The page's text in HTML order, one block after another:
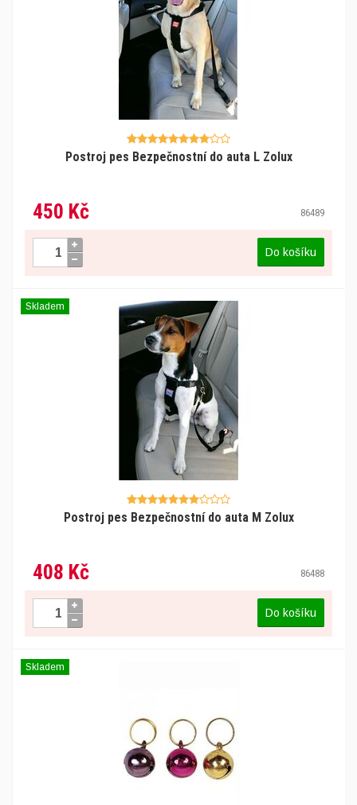
Postroj pes Bezpečnostní do auta L Zolux
450 Kč 86489
Do košíku
Postroj pes Bezpečnostní do auta M Zolux
408 Kč 86488
Skladem
Do košíku
Skladem